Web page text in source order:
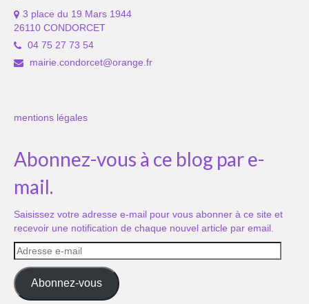
3 place du 19 Mars 1944
26110 CONDORCET
04 75 27 73 54
mairie.condorcet@orange.fr
mentions légales
Abonnez-vous à ce blog par e-
mail.
Saisissez votre adresse e-mail pour vous abonner à ce site et
recevoir une notification de chaque nouvel article par email.
Adresse
e-
mail
Abonnez-vous